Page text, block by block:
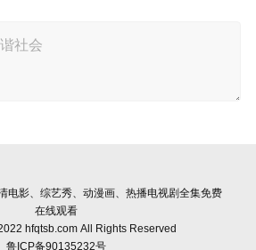
电影、综艺秀、动漫画、热播电视剧全集免费
在线观看
hfqtsb.com All Rights Reserved
鲁ICP备90135232号